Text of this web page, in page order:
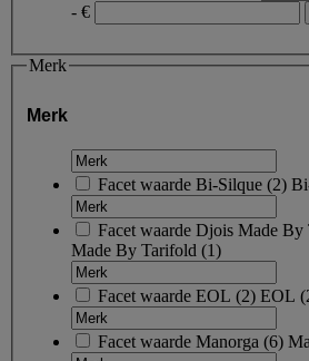
- €
Merk
Merk
Facet waarde Bi-Silque (2)
Facet waarde Djois Made By
Made By Tarifold (1)
Facet waarde EOL (2) EOL
Facet waarde Manorga (6)